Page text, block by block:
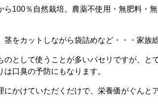
ら100％自然栽培。農薬不使用・無肥料・
をカットしながら袋詰めなど・・・家族
のとして使うことが多いパセリですが、と
口臭の予防にもなります。
かけていただくだけで、栄養価がぐんと